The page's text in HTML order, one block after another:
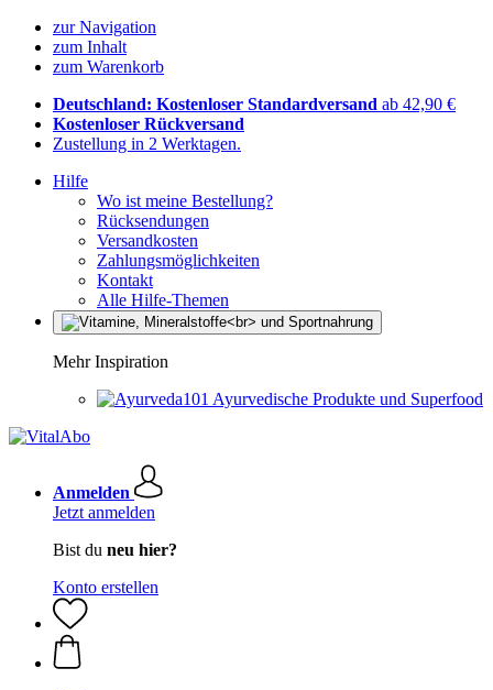
zur Navigation
zum Inhalt
zum Warenkorb
Deutschland: Kostenloser Standardversand ab 42,90 €
Kostenloser Rückversand
Zustellung in 2 Werktagen.
Hilfe
Wo ist meine Bestellung?
Rücksendungen
Versandkosten
Zahlungsmöglichkeiten
Kontakt
Alle Hilfe-Themen
Mehr Inspiration
Ayurvedische Produkte und Superfood
Anmelden
Jetzt anmelden
Bist du neu hier?
Konto erstellen